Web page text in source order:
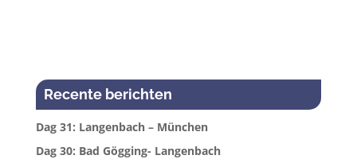
Recente berichten
Dag 31: Langenbach – München
Dag 30: Bad Gögging- Langenbach